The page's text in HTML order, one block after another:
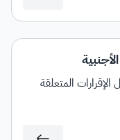
المتعلقة